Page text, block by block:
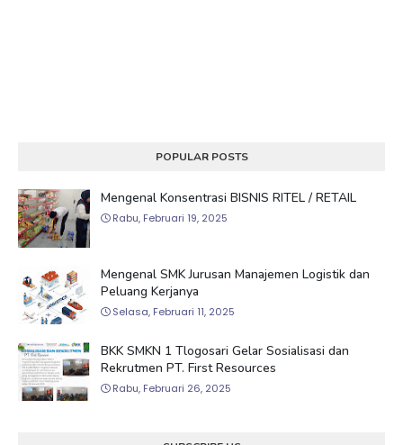
POPULAR POSTS
Mengenal Konsentrasi BISNIS RITEL / RETAIL
Rabu, Februari 19, 2025
Mengenal SMK Jurusan Manajemen Logistik dan
Peluang Kerjanya
Selasa, Februari 11, 2025
BKK SMKN 1 Tlogosari Gelar Sosialisasi dan
Rekrutmen PT. First Resources
Rabu, Februari 26, 2025